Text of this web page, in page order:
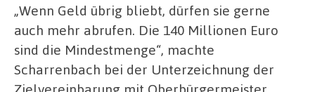
„Wenn Geld übrig bliebt, dürfen sie gerne
auch mehr abrufen. Die 140 Millionen Euro
sind die Mindestmenge“, machte
Scharrenbach bei der Unterzeichnung der